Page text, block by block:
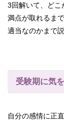
3回解いて、どこ
満点が取れるま
適当なのかまで
受験期に気
自分の感情に正